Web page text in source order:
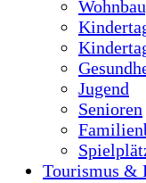
Jugend
Senioren
Tourismus &